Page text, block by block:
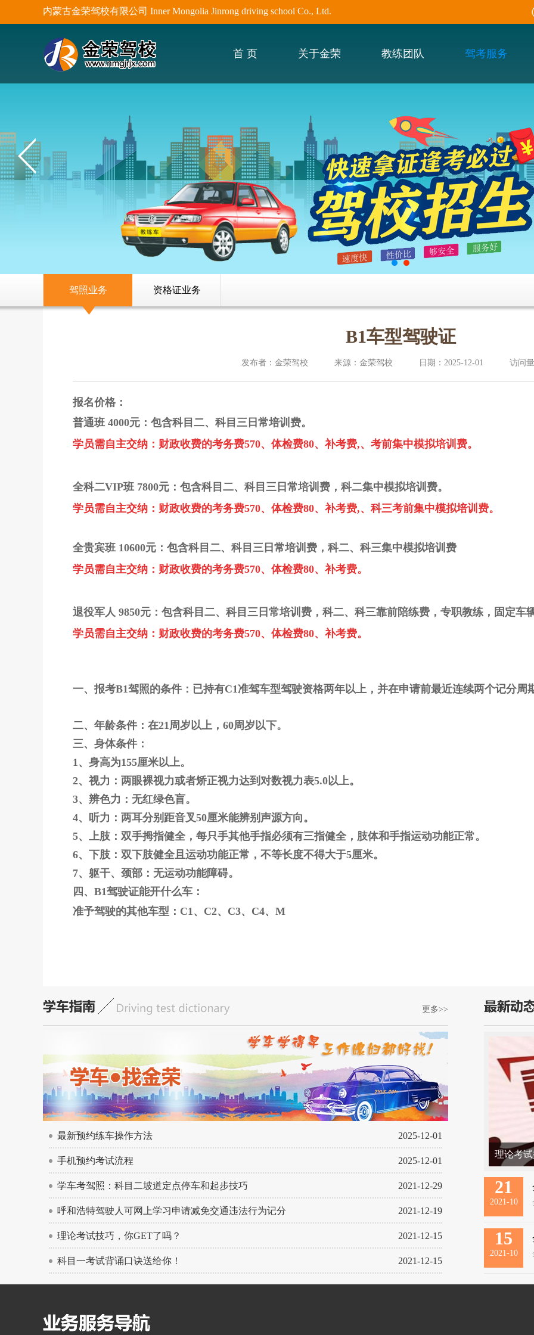
内蒙古金荣驾校有限公司 Inner Mongolia Jinrong driving school Co., Ltd.
首 页 关于金荣 教练团队 驾考服务
驾照业务 资格证业务
B1车型驾驶证
发布者：金荣驾校 来源：金荣驾校 日期：2025-12-01 访问
报名价格：
普通班 4000元：包含科目二、科目三日常培训费。
学员需自主交纳：财政收费的考务费570、体检费80、补考费,、考前集中模拟培训费。
全科二VIP班 7800元： 包含科目二、科目三日常培训费 ，科二集中模拟培训费。
学员需自主交纳： 财政收费的考务费570、体检费80、补考费,、科三考前集中模拟培训费。
全贵宾班 10600元： 包含科目二、科目三日常培训费 ，科二、科三集中模拟培训费
学员需自主交纳： 财政收费的考务费570、体检费80、补考费。
退役军人 9850元： 包含科目二、科目三日常培训费 ，科二、科三靠前陪练费，专职教练，固定车
学员需自主交纳： 财政收费的考务费570、体检费80、补考费。
一、报考B1驾照的条件：已持有C1准驾车型驾驶资格两年以上，并在申请前最近连续两个记分周
二、年龄条件：在21周岁以上，60周岁以下。
三、身体条件：
1、身高为155厘米以上。
2、视力：两眼裸视力或者矫正视力达到对数视力表5.0以上。
3、辨色力：无红绿色盲。
4、听力：两耳分别距音叉50厘米能辨别声源方向。
5、上肢：双手拇指健全，每只手其他手指必须有三指健全，肢体和手指运动功能正常。
6、下肢：双下肢健全且运动功能正常，不等长度不得大于5厘米。
7、躯干、颈部：无运动功能障碍。
四、B1驾驶证能开什么车：
准予驾驶的其他车型：C1、C2、C3、C4、M
更多>>
最新预约练车操作方法 2025-12-01
手机预约考试流程 2025-12-01
学车考驾照：科目二坡道定点停车和起步技巧 2021-12-29
呼和浩特驾驶人可网上学习申请减免交通违法行为记分 2021-12-19
理论考试技巧，你GET了吗？ 2021-12-15
科目一考试背诵口诀送给你！ 2021-12-15
理论考
考，一
21
2021-10
15
2021-10